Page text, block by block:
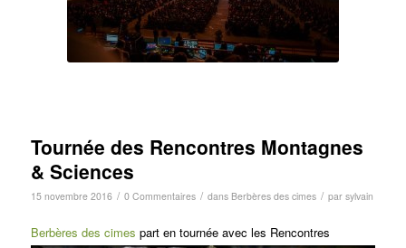
Tournée des Rencontres Montagnes
& Sciences
15 novembre 2016 / 0 Commentaires / dans Berbères des cimes / par sylvain
Berbères des cimes part en tournée avec les Rencontres